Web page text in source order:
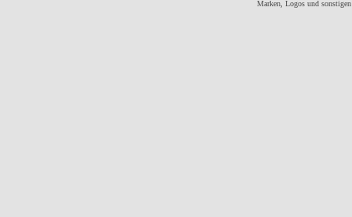
Marken, Logos und